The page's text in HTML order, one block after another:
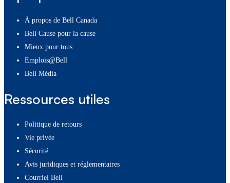
À propos de Bell Canada
Bell Cause pour la cause
Mieux pour tous
Emplois@Bell
Bell Média
Ressources utiles
Politique de retours
Vie privée
Sécurité
Avis juridiques et réglementaires
Courriel Bell